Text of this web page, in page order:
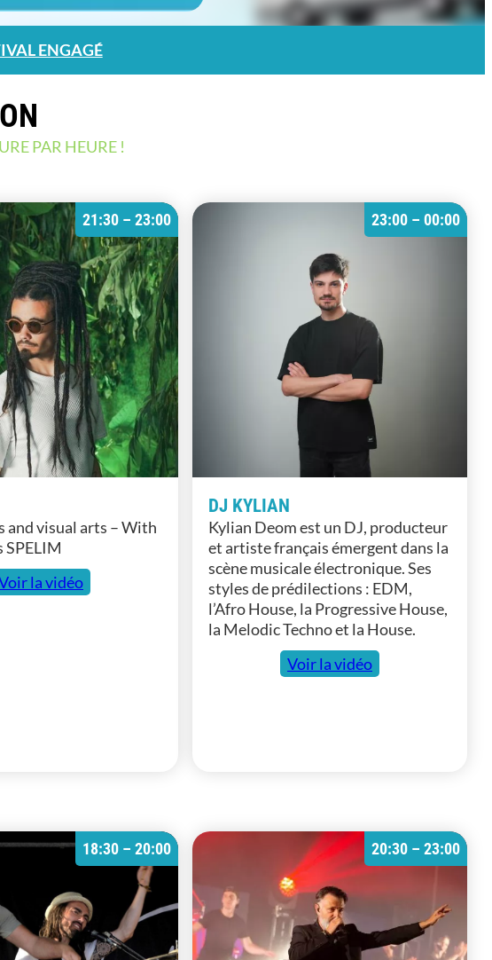
ENGAGÉ
PAR HEURE !
21:30 – 23:00
and visual arts – With
SPELIM
la vidéo
23:00 – 00:00
DJ KYLIAN
Kylian Deom est un DJ, producteur
et artiste français émergent dans la
scène musicale électronique. Ses
styles de prédilections : EDM,
l’Afro House, la Progressive House,
la Melodic Techno et la House.
Voir la vidéo
18:30 – 20:00 20:30 – 23:00